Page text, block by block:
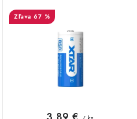
ochranou
67 %